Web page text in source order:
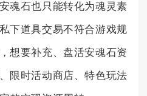
魂石也只能转化为魂灵素
下道具交易不符合游戏规
想要补充、盘活安魂石资
限时活动商店、特色玩法